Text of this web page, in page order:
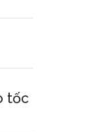
tốc